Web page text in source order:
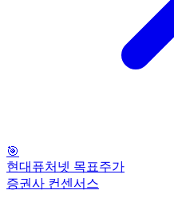
🎯
현대퓨처넷 목표주가
증권사 컨센서스